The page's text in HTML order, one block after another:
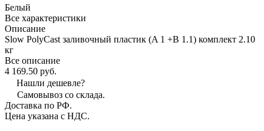
Белый
Все характеристики
Описание
Slow PolyCast заливочный пластик (A 1 +B 1.1) комплект 2.10
кг
Все описание
4 169.50 руб.
Нашли дешевле?
Самовывоз со склада.
Доставка по РФ.
Цена указана с НДС.